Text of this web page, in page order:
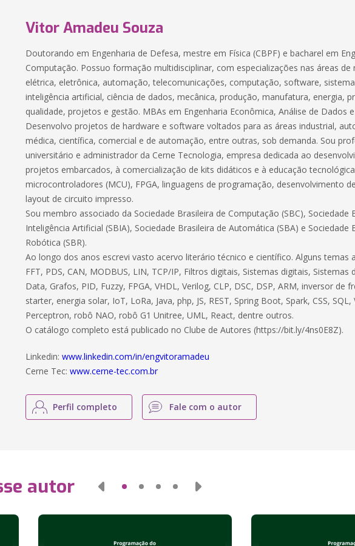
Vitor Amadeu Souza
Doutorando em Engenharia de Defesa, mestre em Física (CBPF) e bacharel em
Computação. Possuo formação multidisciplinar, com especializações nas áreas de
elétrica, eletrônica, automação, telecomunicações, computação, software,
inteligência artificial, ciência de dados, mecânica, produção, manufatura, energia,
qualidade, projetos e gestão. MBAs em Engenharia Econômica, Análise de Dados e
Desenvolvo projetos de hardware e software voltados para as áreas industrial,
médica, científica, comercial e de automação, entre outras, sob demanda. Sou
universitário e administrador da Cerne Tecnologia, empresa dedicada ao
projetos embarcados, à comercialização de kits didáticos e à educação
microcontroladores (MCU), FPGA, linguagens de programação, desenvolvimento
layout de circuito impresso.
Sou membro associado da Sociedade Brasileira de Computação (SBC), Sociedade
Inteligência Artificial (SBIA), Sociedade Brasileira de Automática (SBA) e Sociedade
Robótica (SBR).
Ao longo dos anos escrevi vasto acervo literário técnico e científico. Alguns temas
FFT, PDS, CAN, MODBUS, LIN, TCP/IP, Filtros digitais, Sistemas digitais, Sistemas
Data, Grafos, PID, Fuzzy, FPGA, VHDL, Verilog, CLP, DSC, DSP, ARM, inversor de
starter, energia solar, IoT, LoRa, Java, php, JS, REST, Spring Boot, Spark, CSS, SQL,
Perceptron, robô NAO, robô G1 Unitree, UML, React, dentre outros.
O catálogo completo está publicado no Clube de Autores (https://bit.ly/4ns0E8Z).
Linkedin:www.linkedin.com/in/engvitoramadeu
Cerne Tec:www.cerne-tec.com.br
Perfil completo Fale com o autor
autor